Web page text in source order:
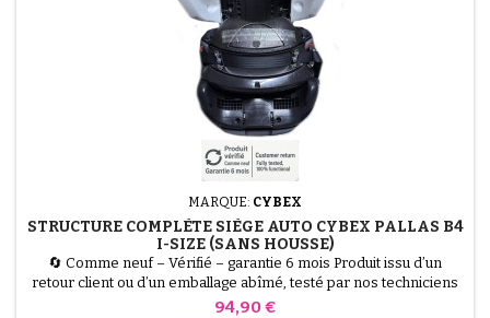
MARQUE: CYBEX
STRUCTURE COMPLÈTE SIÈGE AUTO CYBEX PALLAS B4
I-SIZE (SANS HOUSSE)
🔄 Comme neuf – Vérifié – garantie 6 mois Produit issu d’un
retour client ou d’un emballage abîmé, testé par nos techniciens
et 100 % fonctionnel. Restaurez votre siège auto à moindre coût.
Prix
94,90 €